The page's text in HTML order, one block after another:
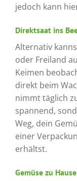
jedoch kann
Direktsaat ins
Alternativ
oder Freiland
Keimen
direkt beim
nimmt täglich
spannend,
Weg, dein
einer
erhältst.
Gemüse zu